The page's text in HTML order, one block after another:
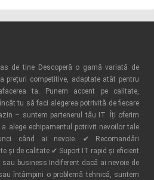
de tine Descoperă o gamă variată de
prețuri competitive, adaptate atât pentru
ta. Punem accent pe calitate,
tu să faci alegerea potrivită de fiecare
– suntem partenerul tău IT. Îți oferim
alege echipamentul potrivit nevoilor tale
când ai nevoie. ✔ Recomandări
și de calitate ✔ Suport IT rapid și eficient
business Indiferent dacă ai nevoie de
întâmpini o problemă tehnică, suntem